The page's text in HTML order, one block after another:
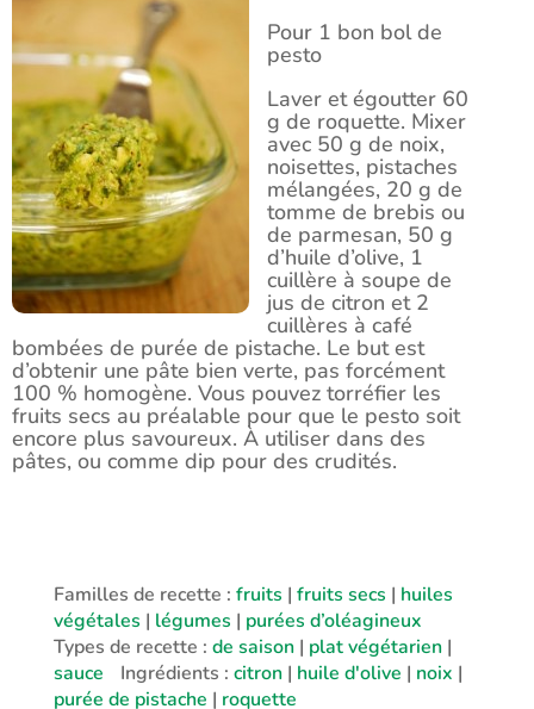
Pour 1 bon bol de
pesto
Laver et égoutter 60
g de roquette. Mixer
avec 50 g de noix,
noisettes, pistaches
mélangées, 20 g de
tomme de brebis ou
de parmesan, 50 g
d’huile d’olive, 1
cuillère à soupe de
jus de citron et 2
cuillères à café
bombées de purée de pistache. Le but est
d’obtenir une pâte bien verte, pas forcément
100 % homogène. Vous pouvez torréfier les
fruits secs au préalable pour que le pesto soit
encore plus savoureux. À utiliser dans des
pâtes, ou comme dip pour des crudités.
Familles de recette : fruits | fruits secs | huiles
végétales | légumes | purées d’oléagineux
Types de recette : de saison| plat végétarien|
sauce
Ingrédients : citron| huile d'olive | noix |
purée de pistache | roquette